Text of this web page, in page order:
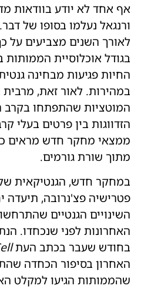
אף אחד לא יודע בוודאות
ורנגאל נעלמו בסופו של
לאורך השנים מצביעים על
בגודל אוכלוסיית
החיות פגיעות מבחינה
במהירות. לאור זאת, מרבית
המוטציות שהתפתחו
הזדווגות בין פרטים בעלי
ממצאי מחקר חדש מראים
מתוך שורת גורמים.
במחקר חדש, הגנטיקאית של
פטרישיה פצ'נרובה,
השינויים הגנטיים
האחרונות לפני שנכחדו.
בחודש שעבר בכתב העת
האחרון בסיפור הכחדה
שהממותות הגיעו למקלט